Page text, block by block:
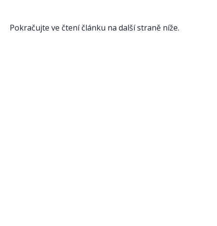
Pokračujte ve čtení článku na další straně níže.